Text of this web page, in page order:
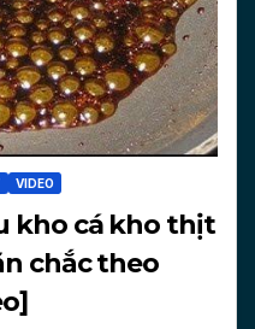
VIDEO
kho cá kho thịt
chắc theo